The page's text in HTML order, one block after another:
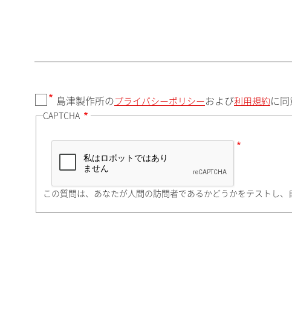
町名・番地（勤務先）
島津製作所の プライバシーポリシー および利用規約 に同
CAPTCHA
この質問は、あなたが人間の訪問者であるかどうかをテストし